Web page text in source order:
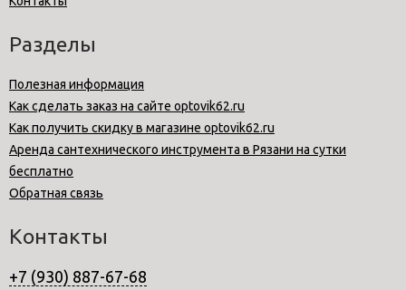
Разделы
Полезная информация
Как сделать заказ на сайте optovik62.ru
Как получить скидку в магазине optovik62.ru
Аренда сантехнического инструмента в Рязани на сутки
бесплатно
Обратная связь
Контакты
+7 (930) 887-67-68